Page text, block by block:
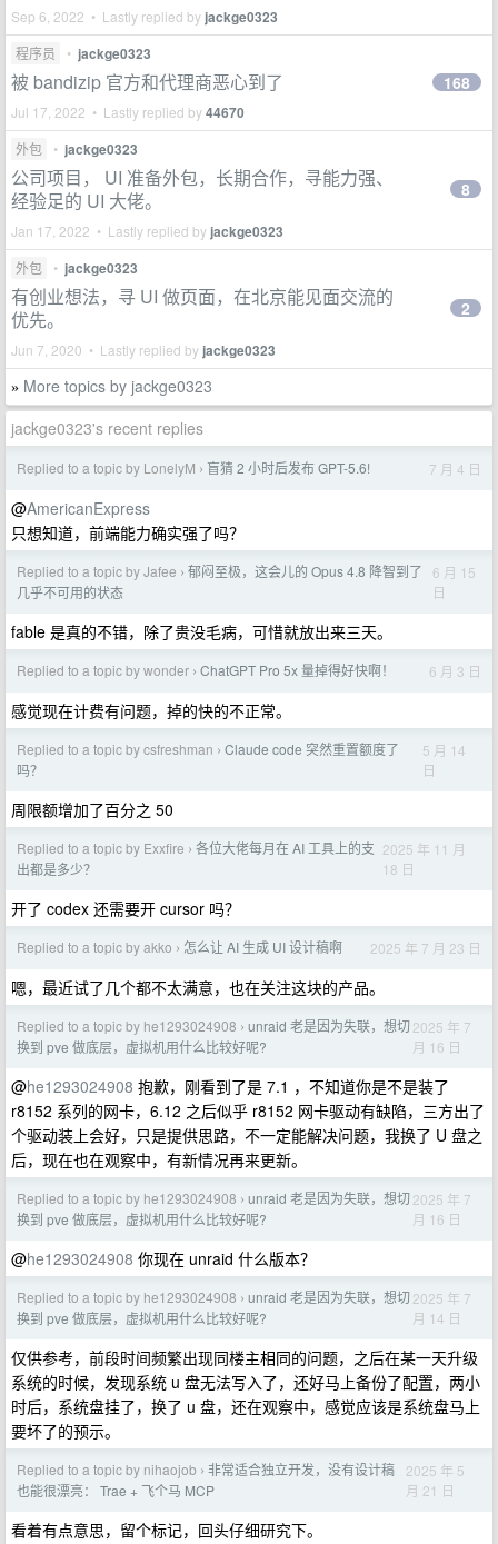
Sep 6, 2022 • Lastly replied by jackge0323
程序员 • jackge0323
被 bandizip 官方和代理商恶心到了
Jul 17, 2022 • Lastly replied by44670
168
外包 • jackge0323
公司项目， UI 准备外包，长期合作，寻能力强、
经验足的 UI 大佬。
Jan 17, 2022 • Lastly replied by jackge0323
8
外包 • jackge0323
有创业想法，寻 UI 做页面，在北京能见面交流的
优先。
Jun 7, 2020 • Lastly replied by jackge0323
2
» More topics by jackge0323
jackge0323's recent replies
Replied to a topic by LonelyM › 盲猜 2 小时后发布 GPT-5.6! 7 月 4 日
@AmericanExpress
只想知道，前端能力确实强了吗？
Replied to a topic by Jafee › 郁闷至极，这会儿的 Opus 4.8 降智到了
几乎不可用的状态
6 月 15
日
fable 是真的不错，除了贵没毛病，可惜就放出来三天。
Replied to a topic by wonder › ChatGPT Pro 5x 量掉得好快啊！ 6 月 3 日
感觉现在计费有问题，掉的快的不正常。
Replied to a topic by csfreshman › Claude code 突然重置额度了
吗？
5 月 14
日
周限额增加了百分之 50
Replied to a topic by Exxfire › 各位大佬每月在 AI 工具上的支
出都是多少？
2025 年 11 月
18 日
开了 codex 还需要开 cursor 吗？
Replied to a topic by akko › 怎么让 AI 生成 UI 设计稿啊 2025 年 7 月 23 日
嗯，最近试了几个都不太满意，也在关注这块的产品。
Replied to a topic by he1293024908 › unraid 老是因为失联，想切
换到 pve 做底层，虚拟机用什么比较好呢?
2025 年 7
月 16 日
@he1293024908 抱歉，刚看到了是 7.1 ，不知道你是不是装了
r8152 系列的网卡，6.12 之后似乎 r8152 网卡驱动有缺陷，三方出了
个驱动装上会好，只是提供思路，不一定能解决问题，我换了 U 盘之
后，现在也在观察中，有新情况再来更新。
Replied to a topic by he1293024908 › unraid 老是因为失联，想切
换到 pve 做底层，虚拟机用什么比较好呢?
2025 年 7
月 16 日
@he1293024908 你现在 unraid 什么版本？
Replied to a topic by he1293024908 › unraid 老是因为失联，想切
换到 pve 做底层，虚拟机用什么比较好呢?
2025 年 7
月 14 日
仅供参考，前段时间频繁出现同楼主相同的问题，之后在某一天升级
系统的时候，发现系统 u 盘无法写入了，还好马上备份了配置，两小
时后，系统盘挂了，换了 u 盘，还在观察中，感觉应该是系统盘马上
要坏了的预示。
Replied to a topic by nihaojob › 非常适合独立开发，没有设计稿
也能很漂亮： Trae + 飞个马 MCP
2025 年 5
月 21 日
看着有点意思，留个标记，回头仔细研究下。